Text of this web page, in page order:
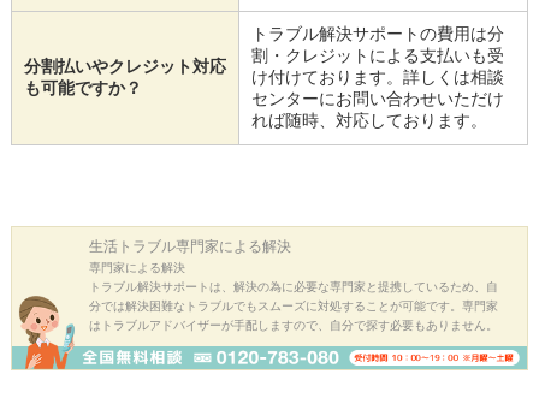
分割払いやクレジット対応
も可能ですか？
トラブル解決サポートの費用は分
割・クレジットによる支払いも受
け付けております。詳しくは相談
センターにお問い合わせいただけ
れば随時、対応しております。
生活トラブル専門家による解決
専門家による解決
トラブル解決サポートは、解決の為に必要な専門家と提携しているため、自
分では解決困難なトラブルでもスムーズに対処することが可能です。専門家
はトラブルアドバイザーが手配しますので、自分で探す必要もありません。